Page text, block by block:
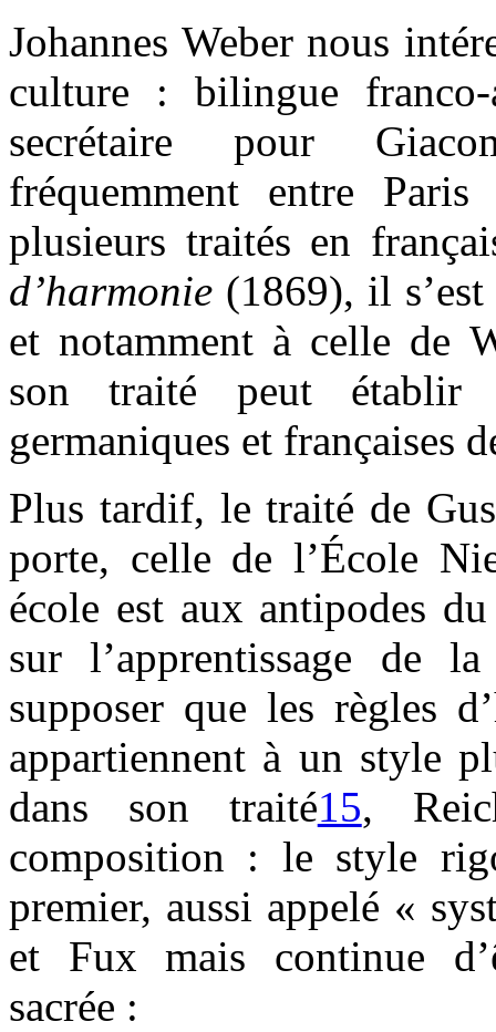
Johannes Weber nous
culture : bilingue
secrétaire pour
fréquemment entre
plusieurs traités en
d’harmonie (1869), il
et notamment à celle de
son traité peut établir
germaniques et françaises
Plus tardif, le traité de
porte, celle de l’École
école est aux antipodes
sur l’apprentissage de
supposer que les règles
appartiennent à un style
dans son traité15,
composition : le style
premier, aussi appelé «
et Fux mais continue
sacrée :